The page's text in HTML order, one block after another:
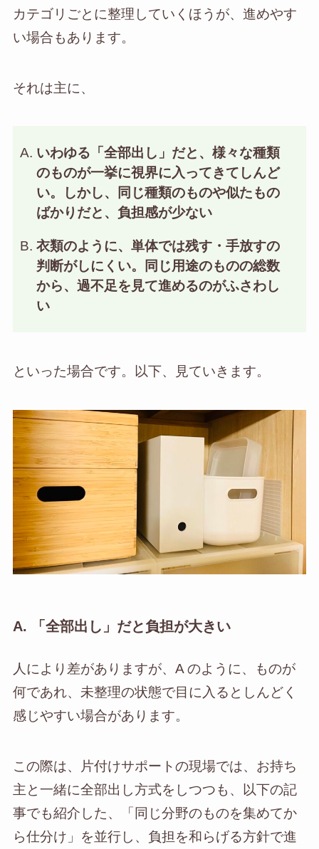
カテゴリごとに整理していくほうが、進めやす
い場合もあります。
それは主に、
いわゆる「全部出し」だと、様々な種類
のものが一挙に視界に入ってきてしんど
い。しかし、同じ種類のものや似たもの
ばかりだと、負担感が少ない
衣類のように、単体では残す・手放すの
判断がしにくい。同じ用途のものの総数
から、過不足を見て進めるのがふさわし
い
といった場合です。以下、見ていきます。
A. 「全部出し」だと負担が大きい
人により差がありますが、A のように、ものが
何であれ、未整理の状態で目に入るとしんどく
感じやすい場合があります。
この際は、片付けサポートの現場では、お持ち
主と一緒に全部出し方式をしつつも、以下の記
事でも紹介した、「同じ分野のものを集めてか
ら仕分け」を並行し、負担を和らげる方針で進